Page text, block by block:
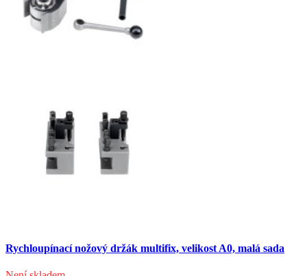
Rychloupínací nožový držák multifix, velikost A0, malá sada